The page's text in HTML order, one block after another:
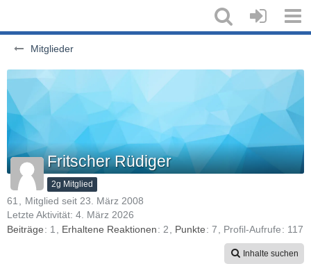
Mitglieder
Fritscher Rüdiger
2g Mitglied
61
Mitglied seit 23. März 2008
Letzte Aktivität: 4. März 2026
Beiträge
1 Erhaltene Reaktionen 2 Punkte 7 Profil-Aufrufe 117
Inhalte suchen